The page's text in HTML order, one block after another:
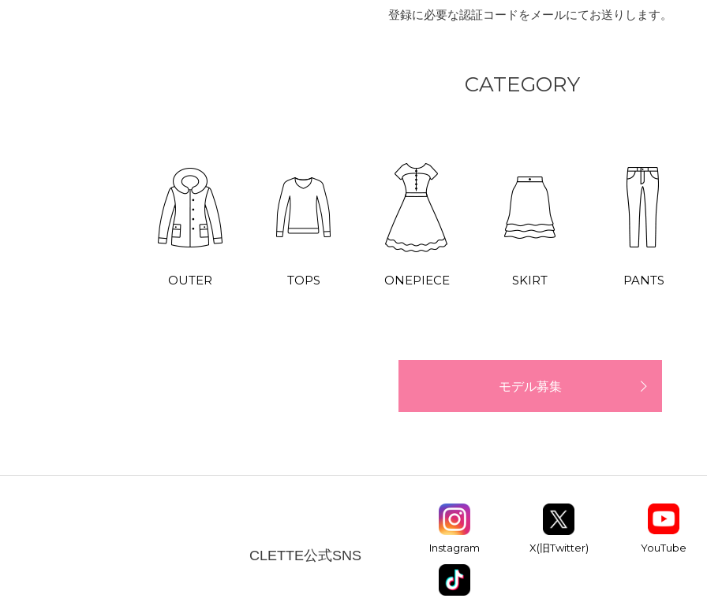
登録に必要な認証コードをメールにてお送りします。
CATEGORY
OUTER TOPS ONEPIECE SKIRT PANTS
モデル募集
CLETTE公式SNS Instagram X(旧Twitter) YouTube